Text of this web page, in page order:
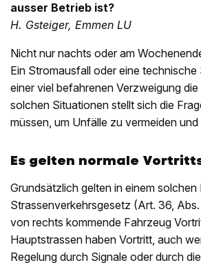
ausser Betrieb ist?
H. Gsteiger, Emmen LU
Nicht nur nachts oder am
Ein Stromausfall oder eine
einer viel befahrenen Verzweigung
solchen Situationen stellt sich die
müssen, um Unfälle zu vermeiden
Es gelten normale
Grundsätzlich gelten in einem solchen
Strassenverkehrsgesetz (Art. 36,
von rechts kommende Fahrzeug
Hauptstrassen haben Vortritt, auch
Regelung durch Signale oder durch